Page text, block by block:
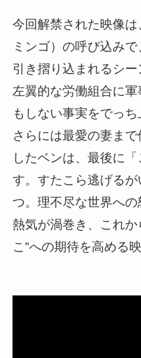
今回解禁された映像
ミンゴ）の呼び込み
引き摺り込まれるシー
左翼的な労働組合に
もしない事実をでっち
さらには最愛の妻ま
したベンは、最後に
す。すたこら逃げる
つ。理不尽な世界へ
熱気が渦巻き、これか
こ”への期待を高める